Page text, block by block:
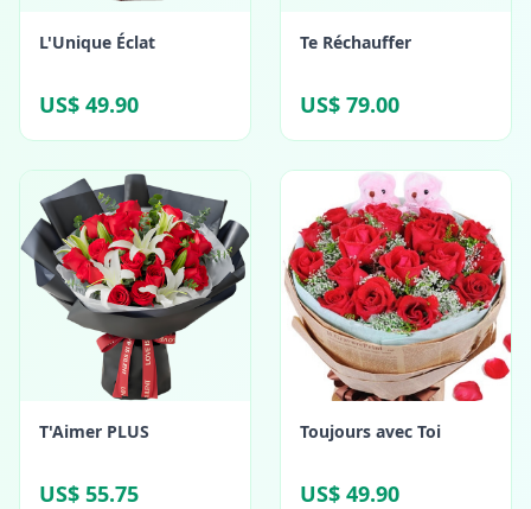
L'Unique Éclat
US$ 49.90
Te Réchauffer
US$ 79.00
T'Aimer PLUS
US$ 55.75
Toujours avec Toi
US$ 49.90